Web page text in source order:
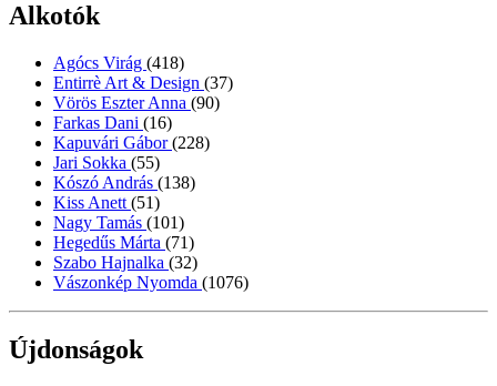
Alkotók
Agócs Virág (418)
Entirrè Art & Design (37)
Vörös Eszter Anna (90)
Farkas Dani (16)
Kapuvári Gábor(228)
Jari Sokka (55)
Kószó András (138)
Kiss Anett (51)
Nagy Tamás (101)
Hegedűs Márta (71)
Szabo Hajnalka (32)
Vászonkép Nyomda (1076)
Újdonságok